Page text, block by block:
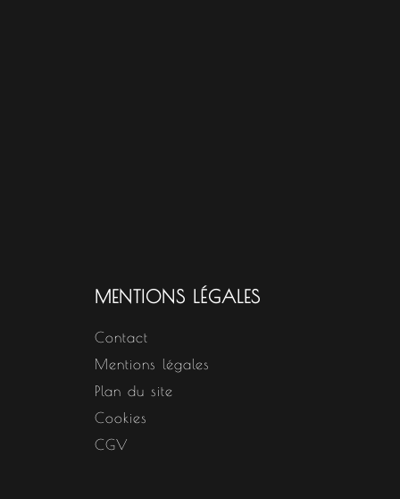
MENTIONS LÉGALES
Contact
Mentions légales
Plan du site
Cookies
CGV